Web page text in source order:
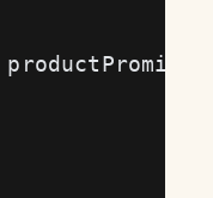
productPromise;